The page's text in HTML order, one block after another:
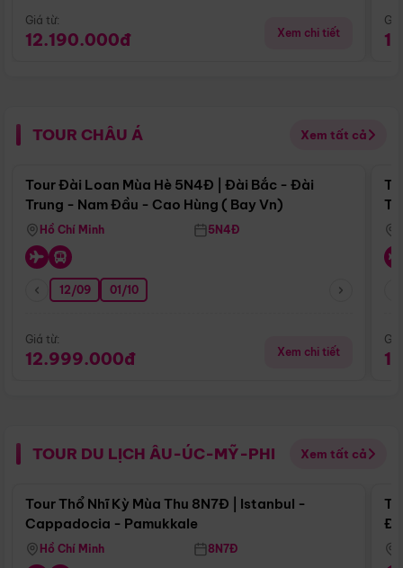
Giá từ:
12.190.000đ Xem chi tiết
TOUR CHÂU Á Xem tất cả
Điểm nổi bật
Tour Đài Loan Mùa Hè 5N4Đ | Đài Bắc - Đài
Trung - Nam Đầu - Cao Hùng ( Bay Vn)
Hồ Chí Minh 5N4Đ
12/09 01/10
Giá từ:
12.999.000đ Xem chi tiết
TOUR DU LỊCH ÂU-ÚC-MỸ-PHI Xem tất cả
Điểm nổi bật
Tour Thổ Nhĩ Kỳ Mùa Thu 8N7Đ | Istanbul -
Cappadocia - Pamukkale
Hồ Chí Minh 8N7Đ